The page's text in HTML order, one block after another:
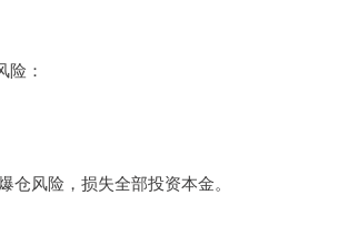
：
风险，损失全部投资本金。